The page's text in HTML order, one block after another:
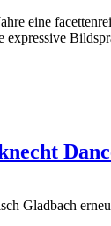
eine
Gladbach